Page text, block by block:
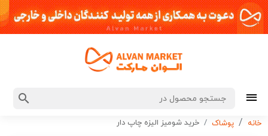
خانه پوشاک خرید شومیز الیزه چاپ دار